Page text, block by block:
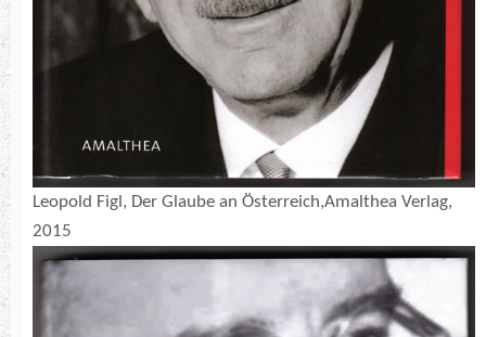
Leopold Figl, Der Glaube an Österreich,Amalthea Verlag,
2015